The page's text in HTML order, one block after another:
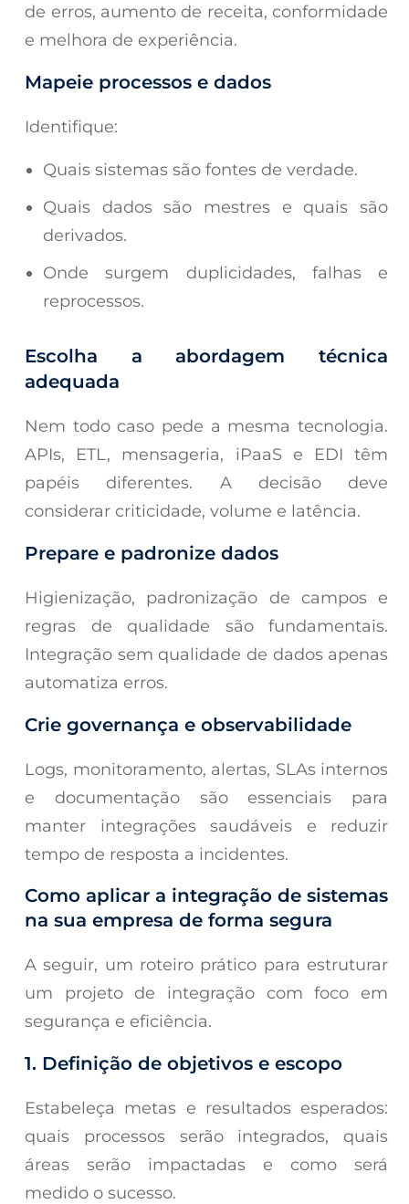
de erros, aumento de receita, conformidade
e melhora de experiência.
Mapeie processos e dados
Identifique:
Quais sistemas são fontes de verdade.
Quais dados são mestres e quais são
derivados.
Onde surgem duplicidades, falhas e
reprocessos.
Escolha a abordagem técnica
adequada
Nem todo caso pede a mesma tecnologia.
APIs, ETL, mensageria, iPaaS e EDI têm
papéis diferentes. A decisão deve
considerar criticidade, volume e latência.
Prepare e padronize dados
Higienização, padronização de campos e
regras de qualidade são fundamentais.
Integração sem qualidade de dados apenas
automatiza erros.
Crie governança e observabilidade
Logs, monitoramento, alertas, SLAs internos
e documentação são essenciais para
manter integrações saudáveis e reduzir
tempo de resposta a incidentes.
Como aplicar a integração de sistemas
na sua empresa de forma segura
A seguir, um roteiro prático para estruturar
um projeto de integração com foco em
segurança e eficiência.
1. Definição de objetivos e escopo
Estabeleça metas e resultados esperados:
quais processos serão integrados, quais
áreas serão impactadas e como será
medido o sucesso.